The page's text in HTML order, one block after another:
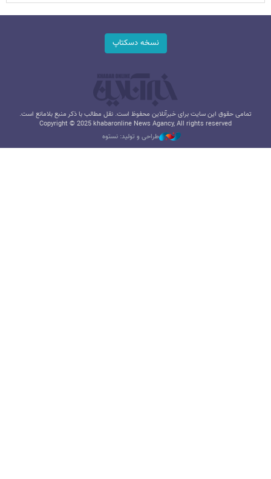
نسخه دسکتاپ
تمامی حقوق این سایت برای خبرآنلاین محفوظ است. نقل مطالب با ذکر منبع بلامانع است.
Copyright © 2025 khabaronline News Agancy, All rights reserved
طراحی و تولید: نستوه